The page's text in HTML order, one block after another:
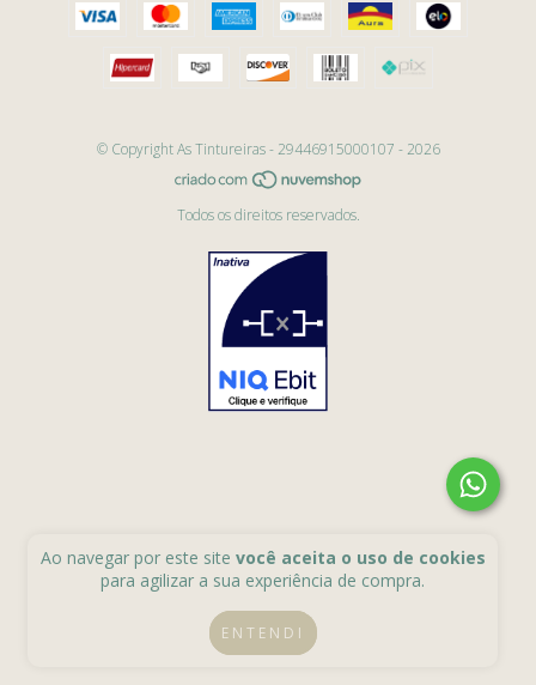
Ao navegar por este site você aceita o uso de cookies
para agilizar a sua experiência de compra.
ENTENDI
© Copyright As Tintureiras - 29446915000107 - 2026
Todos os direitos reservados.